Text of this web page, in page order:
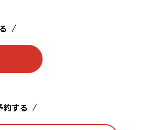
約する